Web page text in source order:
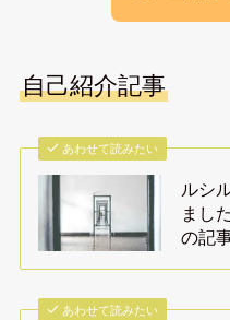
自己紹介記事
あわせて読みたい
ルシ
まし
の記事
あわせて読みたい